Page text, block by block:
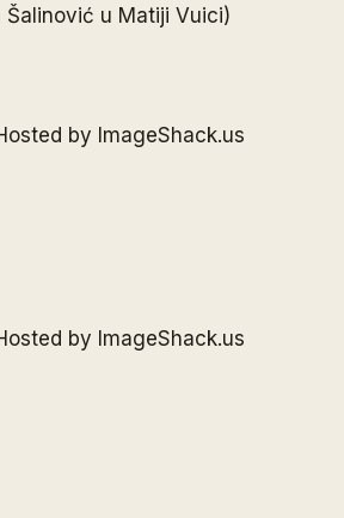
Šalinović u Matiji Vuici)